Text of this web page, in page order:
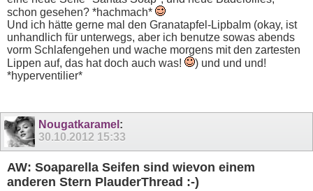
schon gesehen? *hachmach*
Und ich hätte gerne mal den Granatapfel-Lipbalm (okay, ist
unhandlich für unterwegs, aber ich benutze sowas abends
vorm Schlafengehen und wache morgens mit den zartesten
Lippen auf, das hat doch auch was!
) und und und!
*hyperventilier*
Nougatkaramel :
30.10.2012 15:33
AW: Soaparella Seifen sind wievon einem
anderen Stern PlauderThread :-)